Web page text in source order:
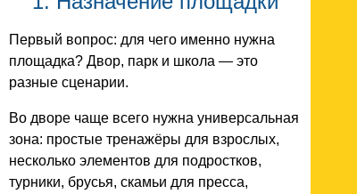
Первый вопрос: для чего именно нужна
площадка? Двор, парк и школа — это
разные сценарии.
Во дворе чаще всего нужна универсальная
зона: простые тренажёры для взрослых,
несколько элементов для подростков,
турники, брусья, скамьи для пресса,